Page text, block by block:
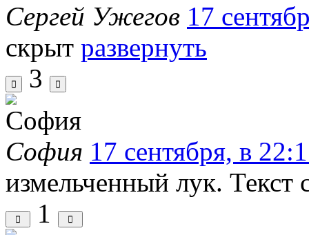
Сергей Ужегов 17
скрыт развернуть
3
Cофия 17 сентября, в
измельченный лук. Текст
1